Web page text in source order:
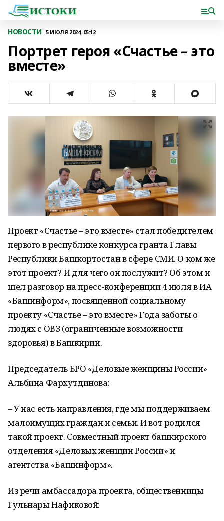
НОВОСТИ 5 ИЮЛЯ 2024, 05:12
Портрет героя «Счастье – это
вместе»
Проект «Счастье – это вместе» стал победителем
первого в республике конкурса гранта Главы
Республики Башкортостан в сфере СМИ. О ком же
этот проект? И для чего он послужит? Об этом и
шел разговор на пресс-конференции 4 июля в ИА
«Башинформ», посвященной социальному
проекту «Счастье – это вместе» Года заботы о
людях с ОВЗ (ограниченные возможности
здоровья) в Башкирии.
Председатель БРО «Деловые женщины России»
Альбина Фархутдинова:
– У нас есть направления, где мы поддерживаем
малоимущих граждан и семьи. И вот родился
такой проект. Совместный проект башкирского
отделения «Деловых женщин России» и
агентства «Башинформ».
Из речи амбассадора проекта, общественницы
Гульнары Нафиковой: